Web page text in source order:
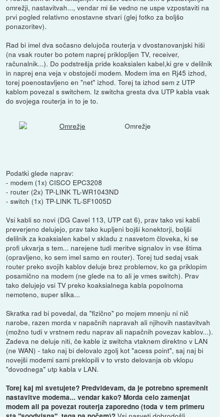
omrežji, nastavitvah..., vendar mi še vedno ne uspe vzpostaviti na
prvi pogled relativno enostavne stvari (glej fotko za boljšo
ponazoritev).
Rad bi imel dva sočasno delujoča routerja v dvostanovanjski hiši
(na vsak router bo potem naprej priklopljen TV, receiver,
računalnik...). Do podstrešja pride koaksialen kabel,ki gre v delilnik
in naprej ena veja v obstoječi modem. Modem ima en Rj45 izhod,
torej poenostavljeno en "net" izhod. Torej ta izhod sem z UTP
kablom povezal s switchem. Iz switcha gresta dva UTP kabla vsak
do svojega routerja in to je to.
Omrežje
Podatki glede naprav:
- modem (1x) CISCO EPC3208
- router (2x) TP-LINK TL-WR1043ND
- switch (1x) TP-LINK TL-SF1005D
Vsi kabli so novi (DG Cavel 113, UTP cat 6), prav tako vsi kabli
preverjeno delujejo, prav tako kupljeni bojši konektorji, boljši
delilnik za koaksialen kabel v skladu z nasvetom človeka, ki se
profi ukvarja s tem... narejene tudi meritve signalov in vse štima
(opravljeno, ko sem imel samo en router). Torej tud sedaj vsak
router preko svojih kablov deluje brez problemov, ko ga priklopim
posamično na modem (ne glede na to ali je vmes switch). Prav
tako delujejo vsi TV preko koaksialnega kabla popolnoma
nemoteno, super slika...
Skratka rad bi povedal, da "fizično" po mojem mnenju ni nič
narobe, razen morda v napačnih napravah ali njihovih nastavitvah
(možno tudi v vrstnem redu naprav ali napačnih povezav kablov...).
Zadeva ne deluje niti, če kable iz switcha vtaknem direktno v LAN
(ne WAN) - tako naj bi delovalo zgolj kot "acess point", saj naj bi
novejši modemi sami preklopili v to vrsto delovanja ob vklopu
"dovodnega" utp kabla v LAN.
Torej kaj mi svetujete? Predvidevam, da je potrebno spremenit
nastavitve modema... vendar kako? Morda celo zamenjat
modem ali pa povezat routerja zaporedno (toda v tem primeru